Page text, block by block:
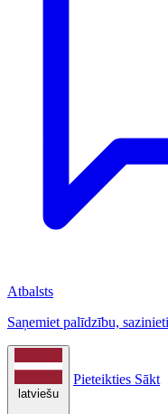
Atbalsts
Saņemiet palīdzību,
latviešu
Pieteikties Sākt